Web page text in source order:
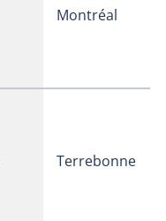
Montréal
Terrebonne